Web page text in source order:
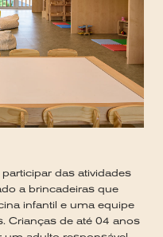
das atividades
a brincadeiras que
infantil e uma equipe
Crianças de até 04 anos